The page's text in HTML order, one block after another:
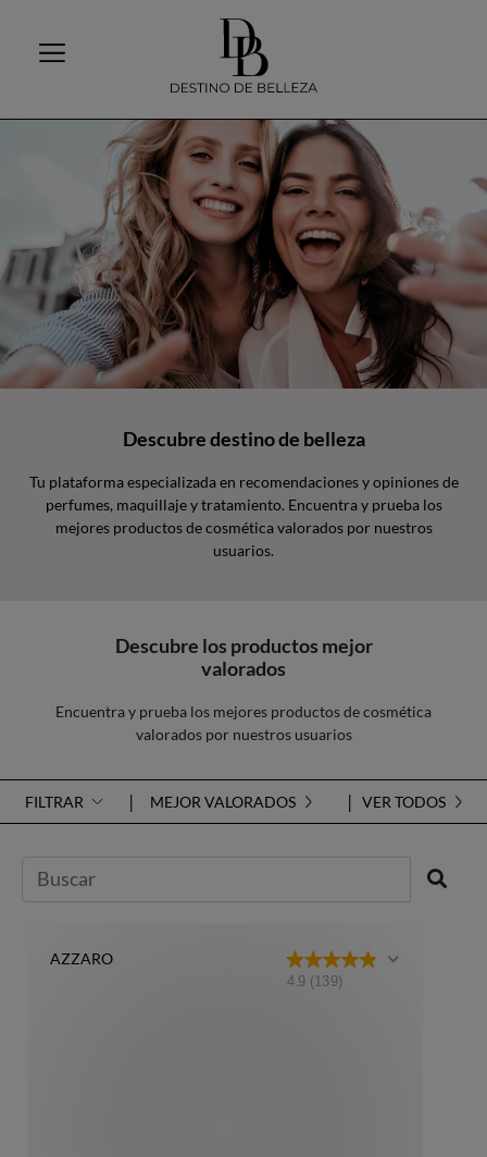
Descubre destino de belleza
Tu plataforma especializada en recomendaciones y opiniones de
perfumes, maquillaje y tratamiento. Encuentra y prueba los
mejores productos de cosmética valorados por nuestros
usuarios.
Descubre los productos mejor
valorados
Encuentra y prueba los mejores productos de cosmética
valorados por nuestros usuarios
FILTRAR MEJOR VALORADOS VER TODOS
AZZARO
4.9 (139)